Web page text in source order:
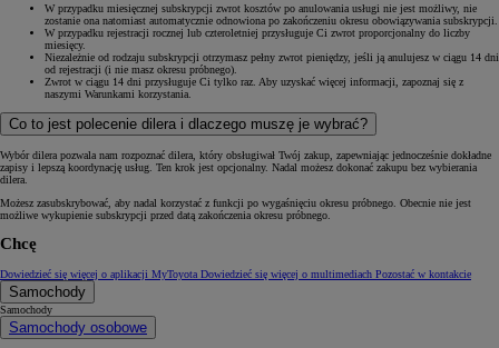
W przypadku miesięcznej subskrypcji zwrot kosztów po anulowania usługi nie jest możliwy, nie
zostanie ona natomiast automatycznie odnowiona po zakończeniu okresu obowiązywania subskrypcji.
W przypadku rejestracji rocznej lub czteroletniej przysługuje Ci zwrot proporcjonalny do liczby
miesięcy.
Niezależnie od rodzaju subskrypcji otrzymasz pełny zwrot pieniędzy, jeśli ją anulujesz w ciągu 14 dni
od rejestracji (i nie masz okresu próbnego).
Zwrot w ciągu 14 dni przysługuje Ci tylko raz. Aby uzyskać więcej informacji, zapoznaj się z
naszymi Warunkami korzystania.
Co to jest polecenie dilera i dlaczego muszę je wybrać?
Wybór dilera pozwala nam rozpoznać dilera, który obsługiwał Twój zakup, zapewniając jednocześnie dokładne
zapisy i lepszą koordynację usług. Ten krok jest opcjonalny. Nadal możesz dokonać zakupu bez wybierania
dilera.
Możesz zasubskrybować, aby nadal korzystać z funkcji po wygaśnięciu okresu próbnego. Obecnie nie jest
możliwe wykupienie subskrypcji przed datą zakończenia okresu próbnego.
Chcę
Dowiedzieć się więcej o aplikacji MyToyota Dowiedzieć się więcej o multimediach Pozostać w kontakcie
Samochody
Samochody
Samochody osobowe